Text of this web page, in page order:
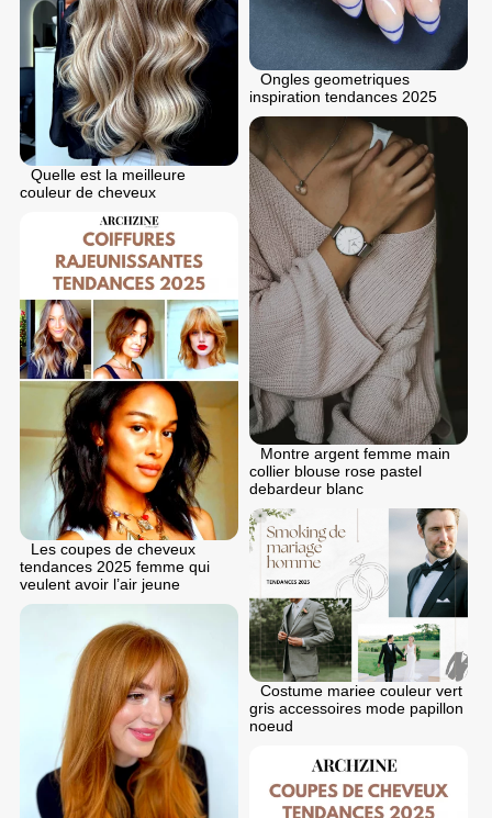
Ongles geometriques
inspiration tendances 2025
Quelle est la meilleure
couleur de cheveux
Montre argent femme main
collier blouse rose pastel
debardeur blanc
Les coupes de cheveux
tendances 2025 femme qui
veulent avoir l’air jeune
Costume mariee couleur vert
gris accessoires mode papillon
noeud